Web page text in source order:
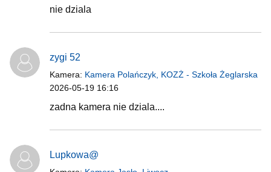
nie dziala
zygi 52
Kamera: Kamera Polańczyk, KOZŻ - Szkoła Żeglarska
2026-05-19 16:16
zadna kamera nie dziala....
Lupkowa@